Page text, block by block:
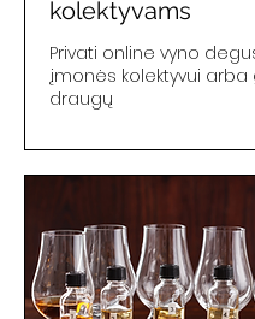
kolektyvams
Privati online vyno
įmonės kolektyvui arba
draugų